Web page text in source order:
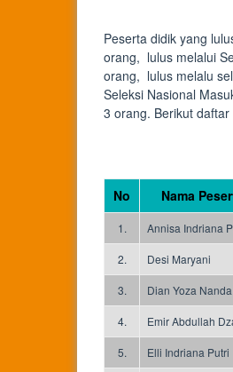
Peserta didik yang
orang, lulus melalui
orang, lulus melalu
Seleksi Nasional
3 orang. Berikut
No Nama
1. Annisa Indriana
2. Desi Maryani
3. Dian Yoza Nanda
4. Emir Abdullah
5. Elli Indriana Putri